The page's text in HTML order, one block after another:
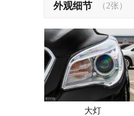
外观细节 （2张）
大灯